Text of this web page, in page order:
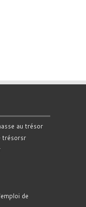
au trésor
trésorsr
de